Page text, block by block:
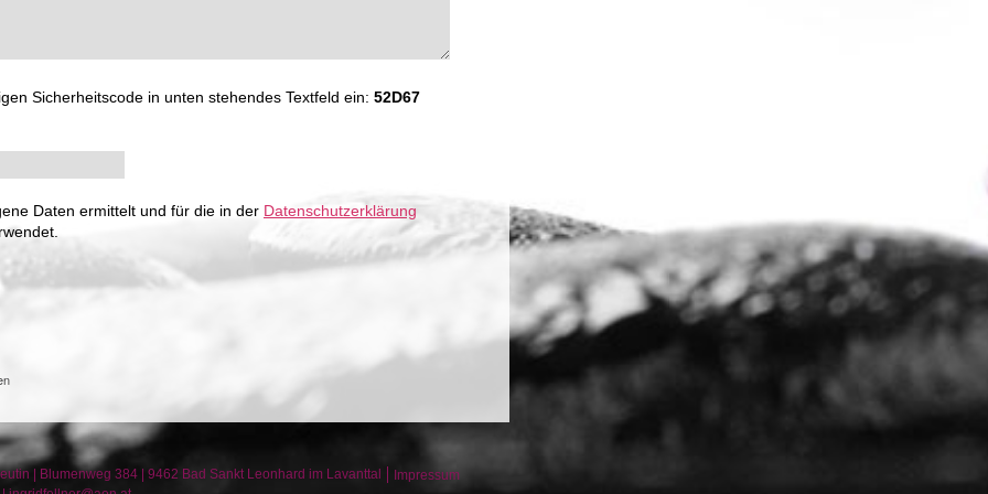
Sicherheitscode in unten stehendes Textfeld ein: 52D67
Daten ermittelt und für die in der Datenschutzerklärung
Blumenweg 384 9462 Bad Sankt Leonhard im Lavanttal
Impressum